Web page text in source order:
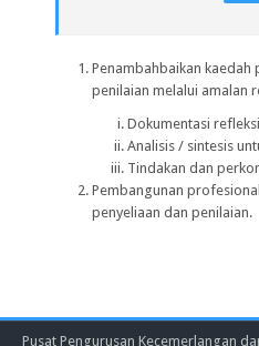
Penambahbaikan kaedah
penilaian melalui amalan
Dokumentasi refleksi
Analisis / sintesis
Tindakan dan
Pembangunan
penyeliaan dan penilaian.
Pusat Pengurusan Kecemerlangan